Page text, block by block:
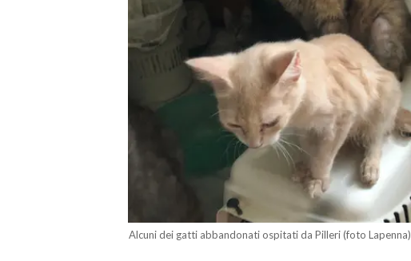
Alcuni dei gatti abbandonati ospitati da Pilleri (foto Lapenna)